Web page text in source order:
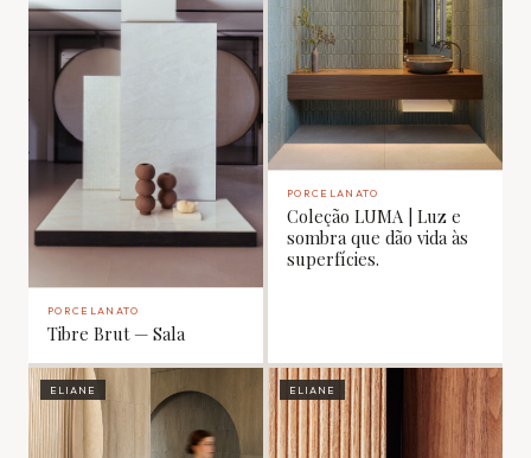
PORCELANATO
Tibre Brut — Sala
PORCELANATO
Coleção LUMA | Luz e
sombra que dão vida às
superfícies.
ELIANE ELIANE